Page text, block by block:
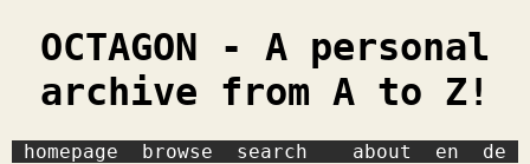
OCTAGON - A personal
archive from A to Z!
homepage browse search de
en
about